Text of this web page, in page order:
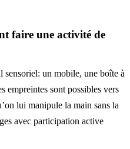
faire une activité de
sensoriel: un mobile, une boîte à
empreintes sont possibles vers
lui manipule la main sans la
avec participation active